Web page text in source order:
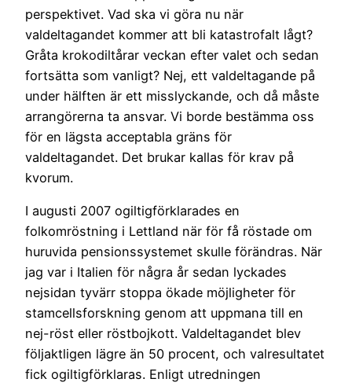
perspektivet. Vad ska vi göra nu när
valdeltagandet kommer att bli katastrofalt lågt?
Gråta krokodiltårar veckan efter valet och sedan
fortsätta som vanligt? Nej, ett valdeltagande på
under hälften är ett misslyckande, och då måste
arrangörerna ta ansvar. Vi borde bestämma oss
för en lägsta acceptabla gräns för
valdeltagandet. Det brukar kallas för krav på
kvorum.
I augusti 2007 ogiltigförklarades en
folkomröstning i Lettland när för få röstade om
huruvida pensionssystemet skulle förändras. När
jag var i Italien för några år sedan lyckades
nejsidan tyvärr stoppa ökade möjligheter för
stamcellsforskning genom att uppmana till en
nej-röst eller röstbojkott. Valdeltagandet blev
följaktligen lägre än 50 procent, och valresultatet
fick ogiltigförklaras. Enligt utredningen